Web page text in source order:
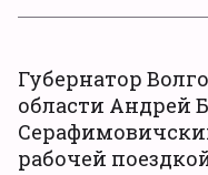
Губернатор
области Андрей
рабочей